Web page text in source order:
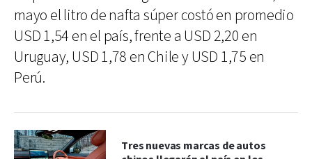
mayo el litro de nafta súper costó en promedio
USD 1,54 en el país, frente a USD 2,20 en
Uruguay, USD 1,78 en Chile y USD 1,75 en
Perú.
Tres nuevas marcas de autos